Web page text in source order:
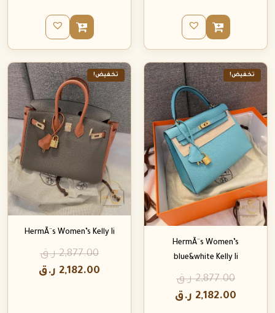
تخفيض!
HermÃ¨s Women’s
blue&white Kelly Ii
2,877.00 ر.ق
2,182.00 ر.ق
تخفيض!
HermÃ¨s Women’s Kelly Ii
2,877.00 ر.ق
2,182.00 ر.ق